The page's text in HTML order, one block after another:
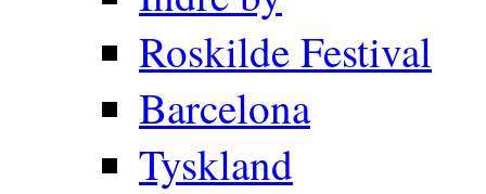
Roskilde Festival
Barcelona
Tyskland